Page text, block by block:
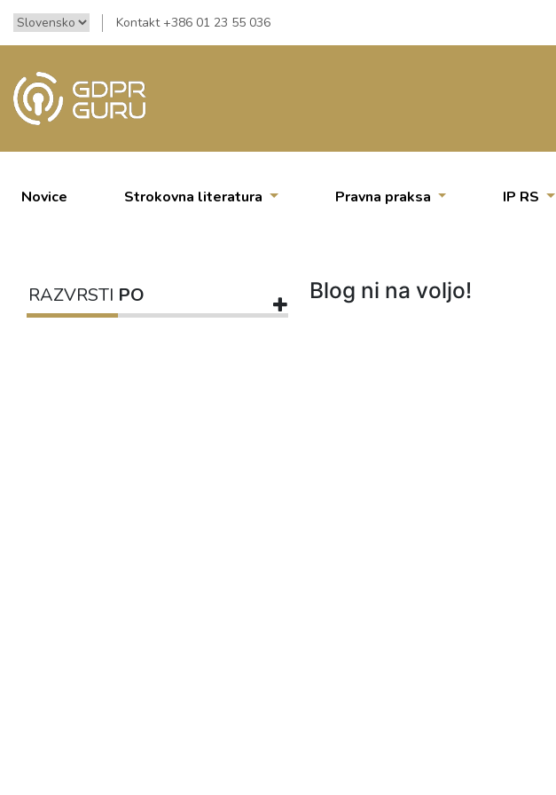
Kontakt +386 01 23 55 036
Novice Strokovna literatura Pravna praksa IP RS
RAZVRSTI PO Blog ni na voljo!